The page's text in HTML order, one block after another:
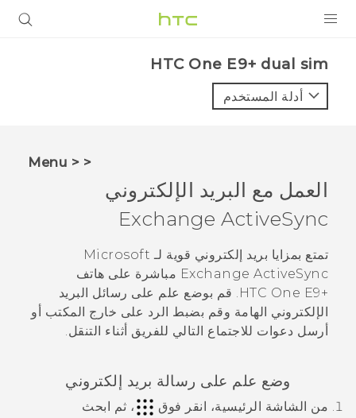
VIVE
VIVERSE
البرامج + التطبيقات
الدعم
أجهزة HTC والملحقات
HTC One E9+ dual sim‎
أدلة المستخدم
< < Menu
العمل مع البريد الإلكتروني
Exchange ActiveSync
تمتع بمزايا بريد إلكتروني قوية لـ Microsoft
Exchange ActiveSync
مباشرة على هاتف
‍+HTC One E9
. قم بوضع علم على رسائل البريد
الإلكتروني الهامة وقم بضبط الرد على خارج المكتب أو
أرسل دعوات للاجتماع التالي للفريق أثناء التنقل.
وضع علم على رسالة بريد إلكتروني
من الشاشة الرئيسية، انقر فوق
، ثم ابحث